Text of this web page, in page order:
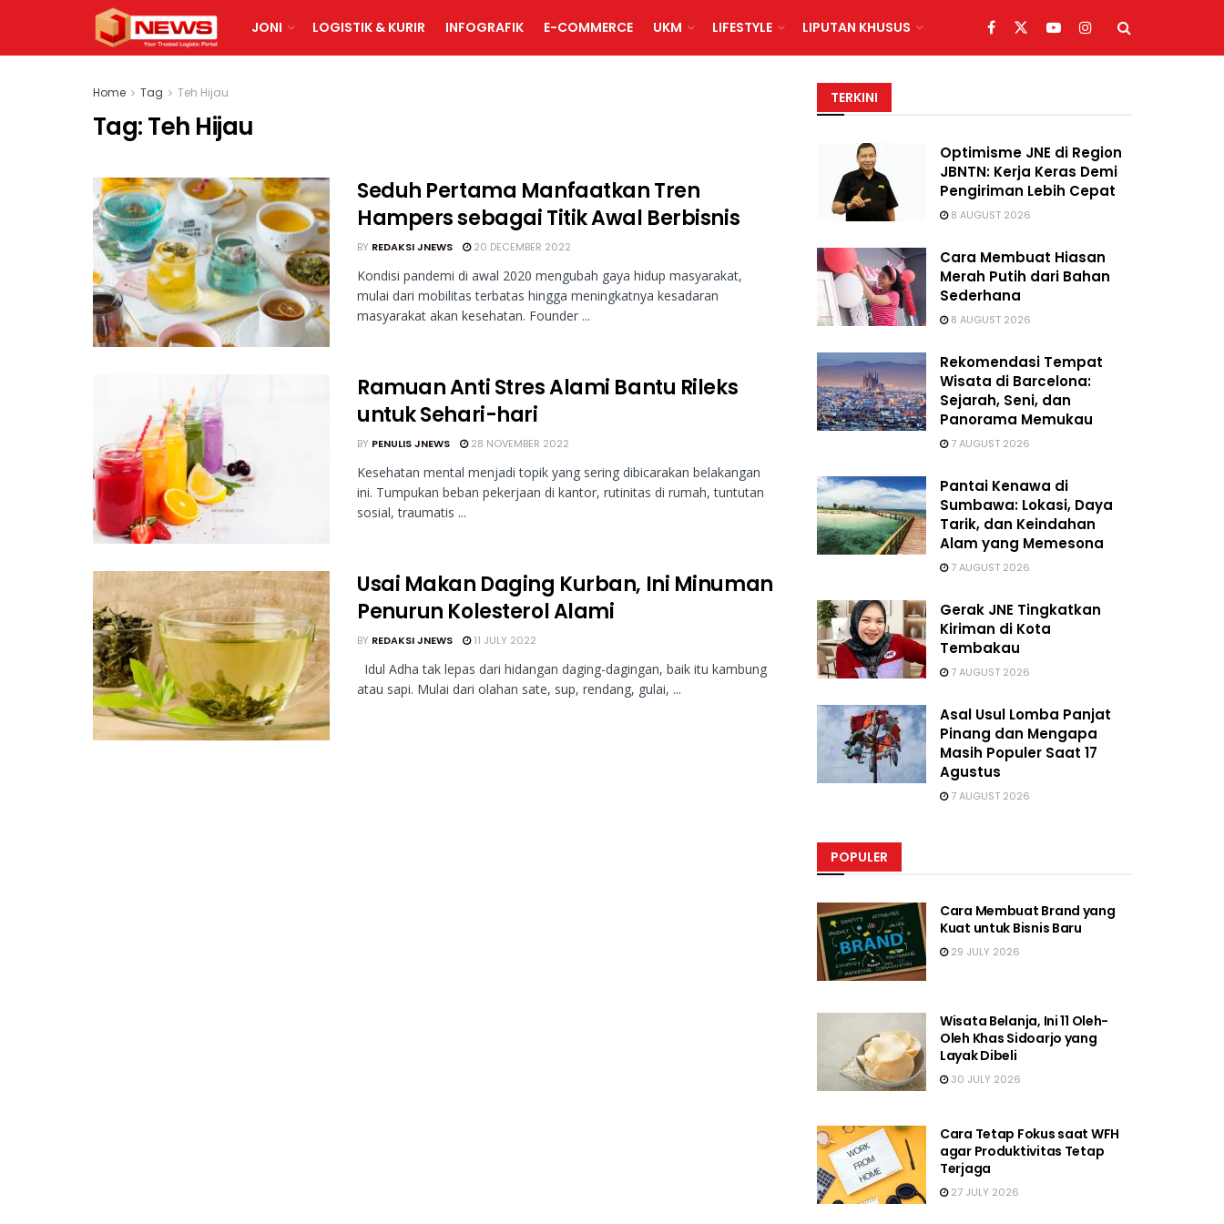
JONI LOGISTIK & KURIR INFOGRAFIK E-COMMERCE UKM LIFESTYLE LIPUTAN KHUSUS
Home Tag Teh Hijau
Tag:Teh Hijau
Seduh Pertama Manfaatkan Tren
Hampers sebagai Titik Awal Berbisnis
BY REDAKSI JNEWS 20 DECEMBER 2022
Kondisi pandemi di awal 2020 mengubah gaya hidup masyarakat,
mulai dari mobilitas terbatas hingga meningkatnya kesadaran
masyarakat akan kesehatan. Founder ...
Ramuan Anti Stres Alami Bantu Rileks
untuk Sehari-hari
BY PENULIS JNEWS 28 NOVEMBER 2022
Kesehatan mental menjadi topik yang sering dibicarakan belakangan
ini. Tumpukan beban pekerjaan di kantor, rutinitas di rumah, tuntutan
sosial, traumatis ...
Usai Makan Daging Kurban, Ini Minuman
Penurun Kolesterol Alami
BY REDAKSI JNEWS 11 JULY 2022
Idul Adha tak lepas dari hidangan daging-dagingan, baik itu kambung
atau sapi. Mulai dari olahan sate, sup, rendang, gulai, ...
TERKINI
Optimisme JNE di Region
JBNTN: Kerja Keras Demi
Pengiriman Lebih Cepat
8 AUGUST 2026
Cara Membuat Hiasan
Merah Putih dari Bahan
Sederhana
8 AUGUST 2026
Rekomendasi Tempat
Wisata di Barcelona:
Sejarah, Seni, dan
Panorama Memukau
7 AUGUST 2026
Pantai Kenawa di
Sumbawa: Lokasi, Daya
Tarik, dan Keindahan
Alam yang Memesona
7 AUGUST 2026
Gerak JNE Tingkatkan
Kiriman di Kota
Tembakau
7 AUGUST 2026
Asal Usul Lomba Panjat
Pinang dan Mengapa
Masih Populer Saat 17
Agustus
7 AUGUST 2026
POPULER
Cara Membuat Brand yang
Kuat untuk Bisnis Baru
29 JULY 2026
Wisata Belanja, Ini 11 Oleh-
Oleh Khas Sidoarjo yang
Layak Dibeli
30 JULY 2026
Cara Tetap Fokus saat WFH
agar Produktivitas Tetap
Terjaga
27 JULY 2026